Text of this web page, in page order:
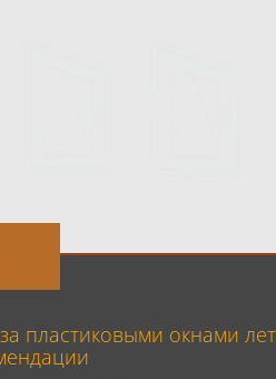
пластиковыми окнами